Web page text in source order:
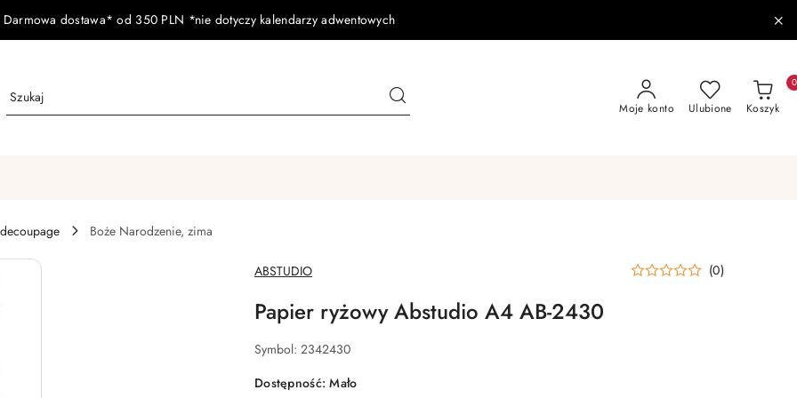
Darmowa dostawa* od 350 PLN *nie dotyczy kalendarzy adwentowych
Moje konto Ulubione Koszyk
0
Boże Narodzenie, zima
NAZWA
PRODUCENTA:
ABSTUDIO (0)
Papier ryżowy Abstudio A4 AB-2430
Symbol: 2342430
Dostępność:Mało